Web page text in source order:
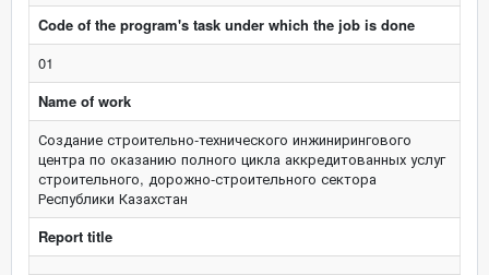
Code of the program's task under which the job is done
01
Name of work
Создание строительно-технического инжинирингового
центра по оказанию полного цикла аккредитованных услуг
строительного, дорожно-строительного сектора
Республики Казахстан
Report title